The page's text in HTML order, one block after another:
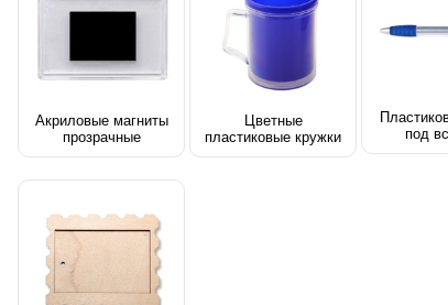
Акриловые магниты
прозрачные
Цветные
пластиковые кружки
под